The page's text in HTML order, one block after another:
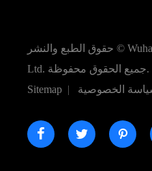
حقوق الطبع والنشر ©
Ltd.
جميع الحقوق محفوظة.
Sitemap | الخصوصية
  